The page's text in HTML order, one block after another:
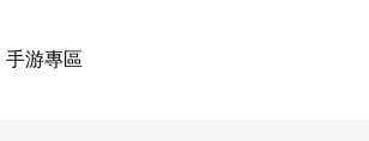
手游專區